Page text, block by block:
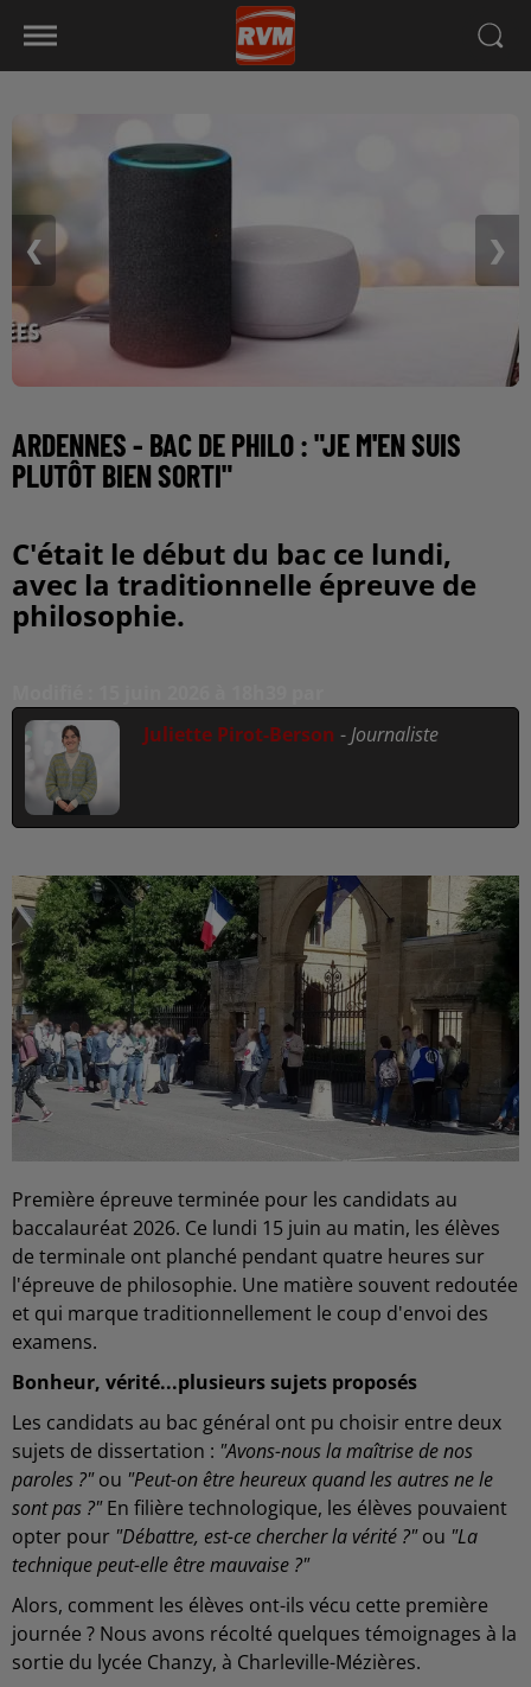
❮ ❯
ARDENNES - BAC DE PHILO : "JE M'EN SUIS
PLUTÔT BIEN SORTI"
C'était le début du bac ce lundi,
avec la traditionnelle épreuve de
philosophie.
Juliette Pirot-Berson -Journaliste
Première épreuve terminée pour les candidats au
baccalauréat 2026. Ce lundi 15 juin au matin, les élèves
de terminale ont planché pendant quatre heures sur
l'épreuve de philosophie. Une matière souvent redoutée
et qui marque traditionnellement le coup d'envoi des
examens.
Bonheur, vérité...plusieurs sujets proposés
Les candidats au bac général ont pu choisir entre deux
sujets de dissertation : "Avons-nous la maîtrise de nos
paroles ?"ou "Peut-on être heureux quand les autres ne le
sont pas ?"En filière technologique, les élèves pouvaient
opter pour "Débattre, est-ce chercher la vérité ?"ou "La
technique peut-elle être mauvaise ?"
Alors, comment les élèves ont-ils vécu cette première
journée ? Nous avons récolté quelques témoignages à la
sortie du lycée Chanzy, à Charleville-Mézières.